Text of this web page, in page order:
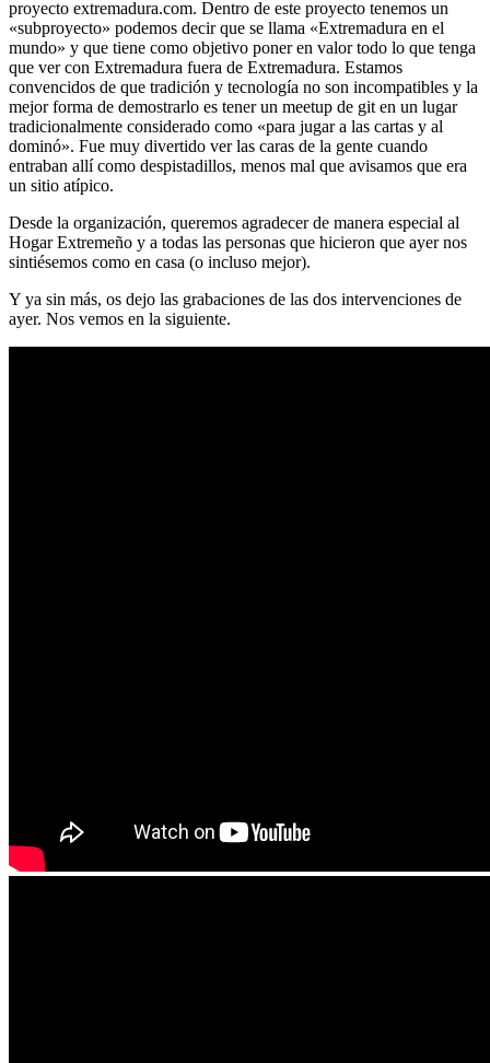
proyecto extremadura.com. Dentro de este proyecto tenemos un
«subproyecto» podemos decir que se llama «Extremadura en el
mundo» y que tiene como objetivo poner en valor todo lo que tenga
que ver con Extremadura fuera de Extremadura. Estamos
convencidos de que tradición y tecnología no son incompatibles y la
mejor forma de demostrarlo es tener un meetup de git en un lugar
tradicionalmente considerado como «para jugar a las cartas y al
dominó». Fue muy divertido ver las caras de la gente cuando
entraban allí como despistadillos, menos mal que avisamos que era
un sitio atípico.
Desde la organización, queremos agradecer de manera especial al
Hogar Extremeño y a todas las personas que hicieron que ayer nos
sintiésemos como en casa (o incluso mejor).
Y ya sin más, os dejo las grabaciones de las dos intervenciones de
ayer. Nos vemos en la siguiente.